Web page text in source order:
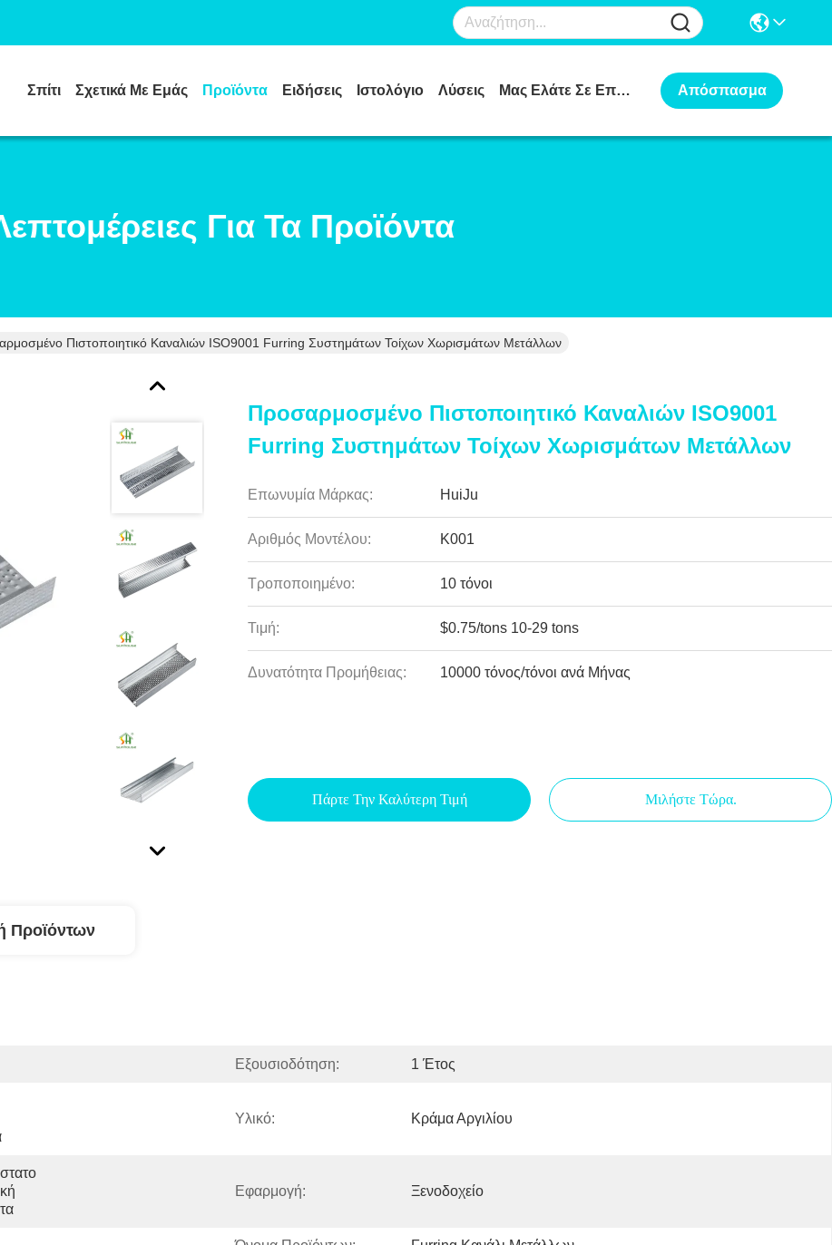
Σπίτι Σχετικά Με Εμάς Προϊόντα Ειδήσεις Ιστολόγιο Λύσεις Μας Ελάτε Σε Επαφή Με Απόσπασμα
Για Τα Προϊόντα
Πιστοποιητικό Καναλιών ISO9001 Furring Συστημάτων Τοίχων Χωρισμάτων Μετάλλων
Προσαρμοσμένο Πιστοποιητικό Καναλιών ISO9001
Furring Συστημάτων Τοίχων Χωρισμάτων Μετάλλων
Επωνυμία Μάρκας: HuiJu
Αριθμός Μοντέλου: K001
Τροποποιημένο: 10 τόνοι
Τιμή: $0.75/tons 10-29 tons
Δυνατότητα Προμήθειας: 10000 τόνος/τόνοι ανά Μήνας
Πάρτε Την Καλύτερη Τιμή Μιλήστε Τώρα.
Προϊόντων
Εξουσιοδότηση: 1 Έτος
Υλικό: Κράμα Αργιλίου
Εφαρμογή: Ξενοδοχείο